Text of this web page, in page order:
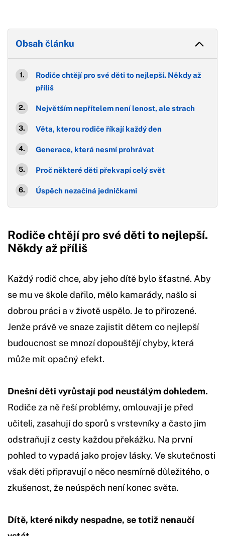
Obsah článku
Rodiče chtějí pro své děti to nejlepší. Někdy až
příliš
Největším nepřítelem není lenost, ale strach
Věta, kterou rodiče říkají každý den
Generace, která nesmí prohrávat
Proč některé děti překvapí celý svět
Úspěch nezačíná jedničkami
Rodiče chtějí pro své děti to nejlepší.
Někdy až příliš
Každý rodič chce, aby jeho dítě bylo šťastné. Aby
se mu ve škole dařilo, mělo kamarády, našlo si
dobrou práci a v životě uspělo. Je to přirozené.
Jenže právě ve snaze zajistit dětem co nejlepší
budoucnost se mnozí dopouštějí chyby, která
může mít opačný efekt.
Dnešní děti vyrůstají pod neustálým dohledem.
Rodiče za ně řeší problémy, omlouvají je před
učiteli, zasahují do sporů s vrstevníky a často jim
odstraňují z cesty každou překážku. Na první
pohled to vypadá jako projev lásky. Ve skutečnosti
však děti připravují o něco nesmírně důležitého, o
zkušenost, že neúspěch není konec světa.
Dítě, které nikdy nespadne, se totiž nenaučí